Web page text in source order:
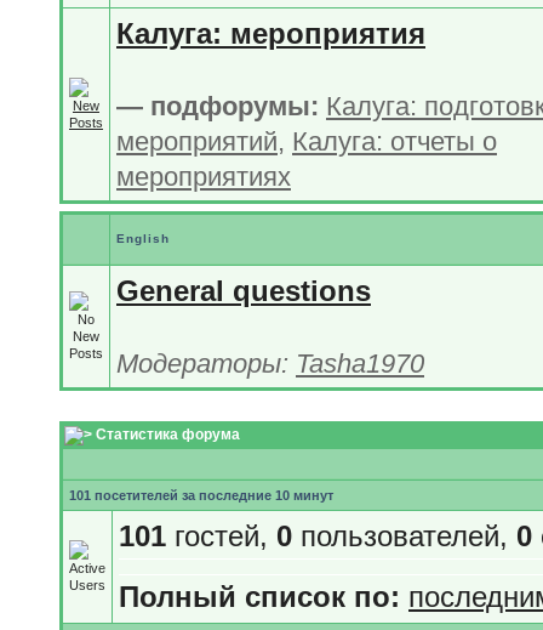
Калуга: мероприятия
— подфорумы: Калуга:
мероприятий, Калуга: отчеты о
мероприятиях
English
General questions
Модераторы: Tasha1970
Статистика форума
101 посетителей за последние 10 минут
101 гостей, 0 пользователей, 0
Полный список по: